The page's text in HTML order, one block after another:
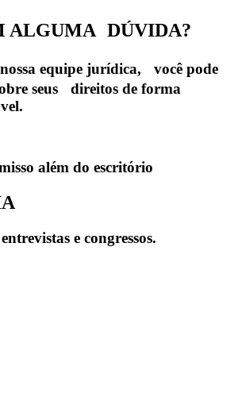
ALGUMA DÚVIDA?
equipe jurídica, você pode
seus direitos de forma
além do escritório
e congressos.